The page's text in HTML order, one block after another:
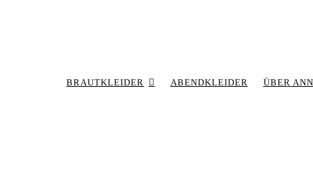
BRAUTKLEIDER ABENDKLEIDER ÜBER